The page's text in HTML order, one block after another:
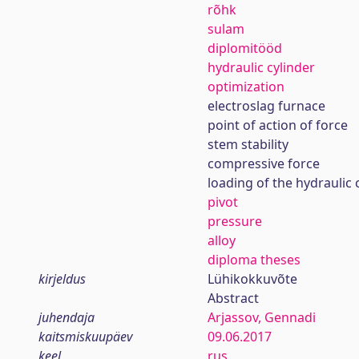
rõhk
sulam
diplomitööd
hydraulic cylinder
optimization
electroslag furnace
point of action of force
stem stability
compressive force
loading of the hydraulic
pivot
pressure
alloy
diploma theses
kirjeldus
Lühikokkuvõte
Abstract
juhendaja
Arjassov, Gennadi
kaitsmiskuupäev
09.06.2017